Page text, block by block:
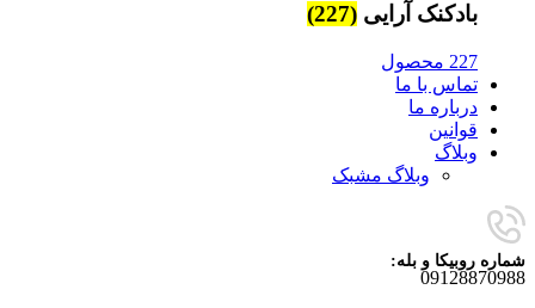
بادکنک آرایی (227)
227 محصول
تماس با ما
درباره ما
قوانین
وبلاگ
وبلاگ مشبک
شماره روبیکا و بله:
09128870988